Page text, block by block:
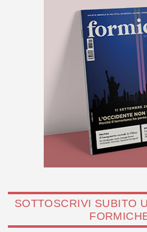
SOTTOSCRIVI SUBITO